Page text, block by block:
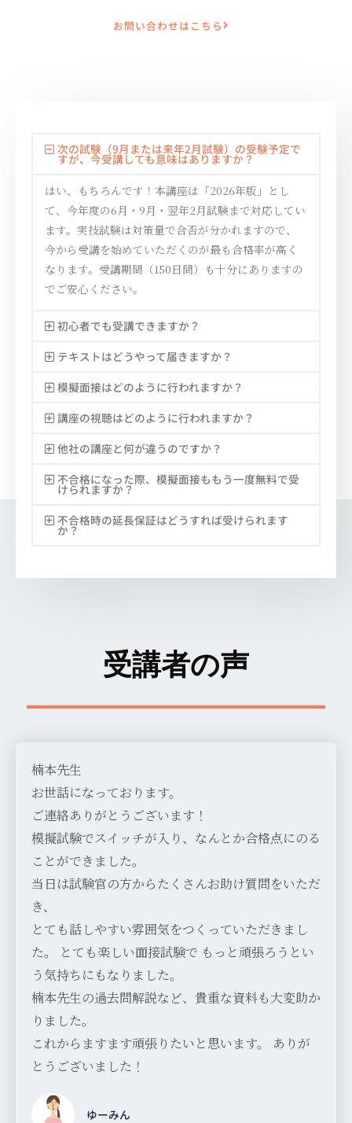
お問い合わせはこちら
次の試験（9月または来年2月試験）の受験予定で
すが、今受講しても意味はありますか？
はい、もちろんです！本講座は「2026年版」とし
て、今年度の6月・9月・翌年2月試験まで対応してい
ます。実技試験は対策量で合否が分かれますので、
今から受講を始めていただくのが最も合格率が高く
なります。受講期間（150日間）も十分にありますの
でご安心ください。
初心者でも受講できますか？
テキストはどうやって届きますか？
模擬面接はどのように行われますか？
講座の視聴はどのように行われますか？
他社の講座と何が違うのですか？
不合格になった際、模擬面接ももう一度無料で受
けられますか？
不合格時の延長保証はどうすれば受けられます
か？
受講者の声
楠本先生
お世話になっております。
ご連絡ありがとうございます！
模擬試験でスイッチが入り、なんとか合格点にのる
ことができました。
当日は試験官の方からたくさんお助け質問をいただ
き、
とても話しやすい雰囲気をつくっていただきまし
た。 とても楽しい面接試験で もっと頑張ろうとい
う気持ちにもなりました。
楠本先生の過去問解説など、貴重な資料も大変助か
りました。
これからますます頑張りたいと思います。 ありが
とうございました！
ゆーみん